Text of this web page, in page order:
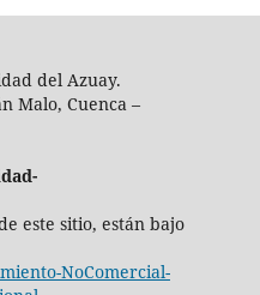
del Azuay.
Malo, Cuenca –
este sitio, están bajo
NoComercial-